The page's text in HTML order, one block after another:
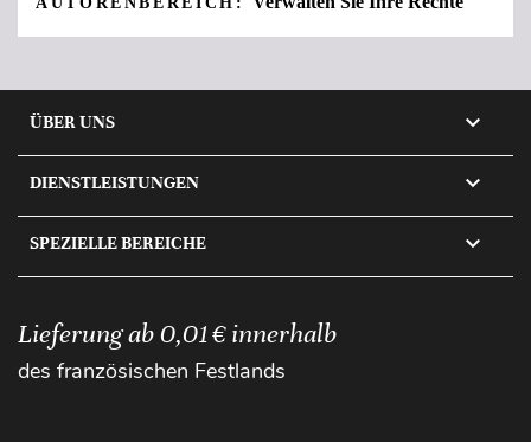
ÜBER UNS 
DIENSTLEISTUNGEN 
SPEZIELLE BEREICHE 
Lieferung ab 0,01 € innerhalb
des französischen Festlands